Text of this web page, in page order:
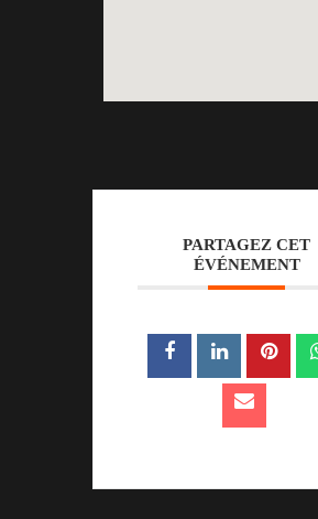
PARTAGEZ CET
ÉVÉNEMENT